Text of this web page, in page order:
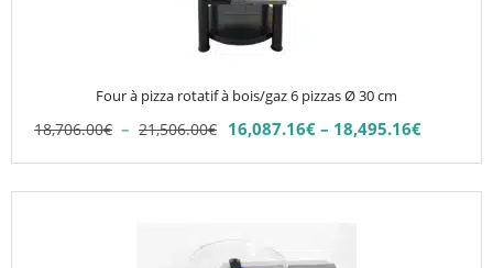
Four à pizza rotatif à bois/gaz 6 pizzas Ø 30 cm
18,706.00€ – 21,506.00€Plage
18,706.00€
16,087.16€ – 18,495.16€
Plage
de
page
du